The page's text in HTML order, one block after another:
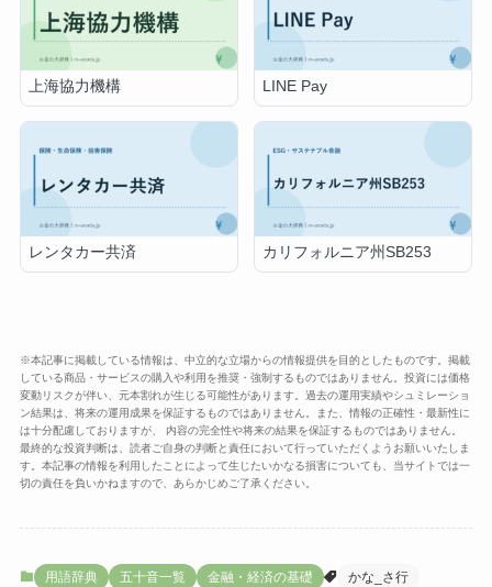
上海協力機構 LINE Pay
レンタカー共済 カリフォルニア州SB253
※本記事に掲載している情報は、中立的な立場からの情報提供を目的としたものです。掲載
している商品・サービスの購入や利用を推奨・強制するものではありません。投資には価格
変動リスクが伴い、元本割れが生じる可能性があります。過去の運用実績やシュミレーショ
ン結果は、将来の運用成果を保証するものではありません。また、情報の正確性・最新性に
は十分配慮しておりますが、 内容の完全性や将来の結果を保証するものではありません。
最終的な投資判断は、読者ご自身の判断と責任において行っていただくようお願いいたしま
す。本記事の情報を利用したことによって生じたいかなる損害についても、当サイトでは一
切の責任を負いかねますので、あらかじめご了承ください。
用語辞典 五十音一覧 金融・経済の基礎 かな_さ行